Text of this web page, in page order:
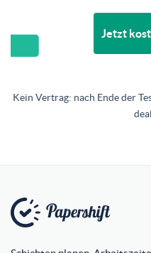
Jetzt
Kein Vertrag: nach Ende der